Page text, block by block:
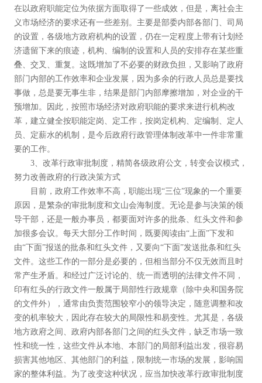
在以政府职能定位为依据方面取得了一些成效，但是，离社会主
义市场经济的要求还有一些差别。主要是部委内部各部门、司局
的设置，各级地方政府机构的设置，仍在一定程度上带有计划经
济遗留下来的痕迹，机构、编制的设置和人员的安排存在某些重
叠、交叉、重复。这既增加了不必要的财政负担，又影响了政府
部门内部的工作效率和企业发展，因为多余的行政人员总是要找
事做，总是要无事生非，结果是部门内部摩擦增加，对企业的干
预增加。因此，按照市场经济对政府职能的要求来进行机构改
革，建立健全按职能定岗、定工作，按岗定机构、定编制、定人
员、定薪水的机制，是今后政府行政管理体制改革中一件非常重
要的工作。
3、改革行政审批制度，精简各级政府公文，转变会议模式，
努力改善政府的行政决策方式
目前，政府工作效率不高，职能出现“三位”现象的一个重要
原因，是繁杂的审批制度和文山会海制度。无论是参与决策的领
导干部，还是一般办事员，都要面对许多的批条、红头文件和参
加很多会议。每天大部分工作时间，既要阅读由“上面”下发和
由“下面”报送的批条和红头文件，又要向“下面”发送批条和红头
文件。这些工作的一部分是必要的，但相当部分不仅无效而且时
常产生矛盾。和经过广泛讨论的、统一而透明的法律文件不同，
印有红头的行政文件一般属于局部性行政规章（除中央和国务院
的文件外），通常由负责范围较窄小的领导决定，随意调整和改
变的机率较大，因此存在较大的局限性和易变性。尤其是，各级
地方政府之间、政府内部各部门之间的红头文件，缺乏市场一致
性和统一性，这些文件从本地、本部门的局部利益出发，很容易
损害其他地区、其他部门的利益，限制统一市场的发展，影响国
家的整体利益。为了改变这种状况，应当加快改革行政审批制度